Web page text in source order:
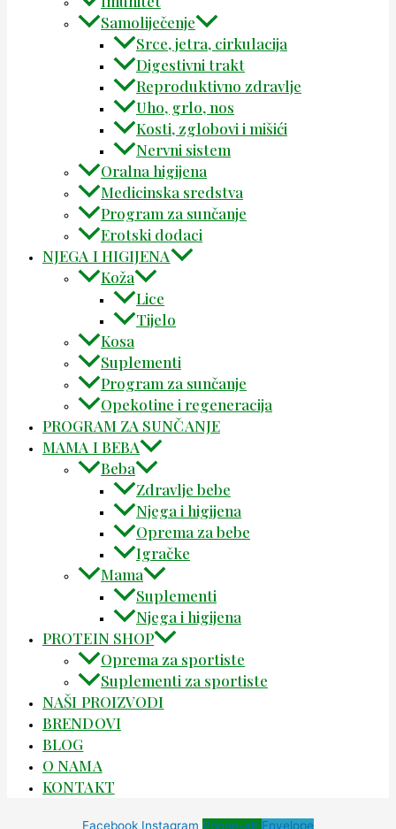
Samoliječenje
Srce, jetra, cirkulacija
Digestivni trakt
Reproduktivno zdravlje
Uho, grlo, nos
Kosti, zglobovi i mišići
Nervni sistem
Oralna higijena
Medicinska sredstva
Program za sunčanje
Erotski dodaci
NJEGA I HIGIJENA
Koža
Lice
Tijelo
Kosa
Suplementi
Program za sunčanje
Opekotine i regeneracija
PROGRAM ZA SUNČANJE
MAMA I BEBA
Beba
Zdravlje bebe
Njega i higijena
Oprema za bebe
Igračke
Mama
Suplementi
Njega i higijena
PROTEIN SHOP
Oprema za sportiste
Suplementi za sportiste
NAŠI PROIZVODI
BRENDOVI
BLOG
O NAMA
KONTAKT
Facebook Instagram Phone-alt Envelope